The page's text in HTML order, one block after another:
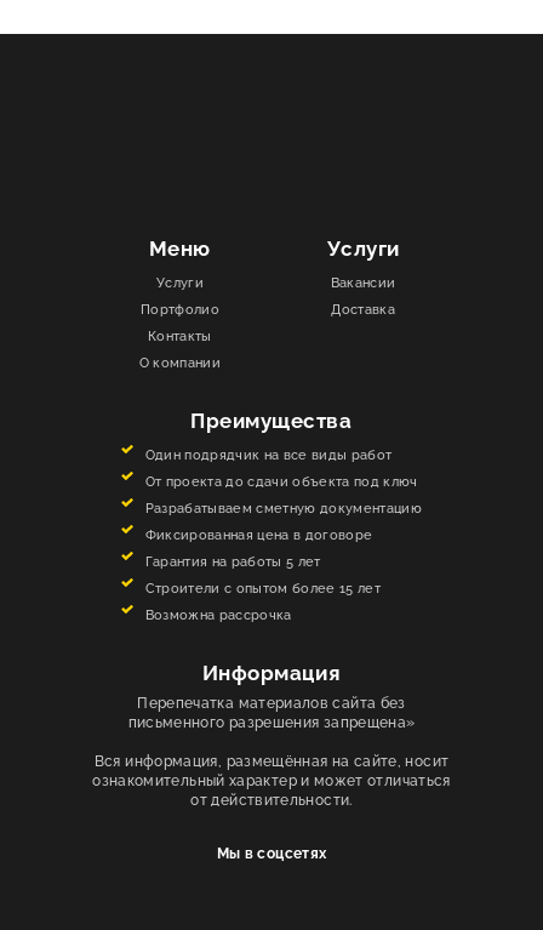
Мы в соцсетях
Меню
Услуги
Портфолио
Контакты
О компании
Услуги
Вакансии
Доставка
Преимущества
Один подрядчик на все виды работ
От проекта до сдачи объекта под ключ
Разрабатываем сметную документацию
Фиксированная цена в договоре
Гарантия на работы 5 лет
Строители с опытом более 15 лет
Возможна рассрочка
Информация
Перепечатка материалов сайта без
письменного разрешения запрещена»
Вся информация, размещённая на сайте, носит
ознакомительный характер и может отличаться
от действительности.